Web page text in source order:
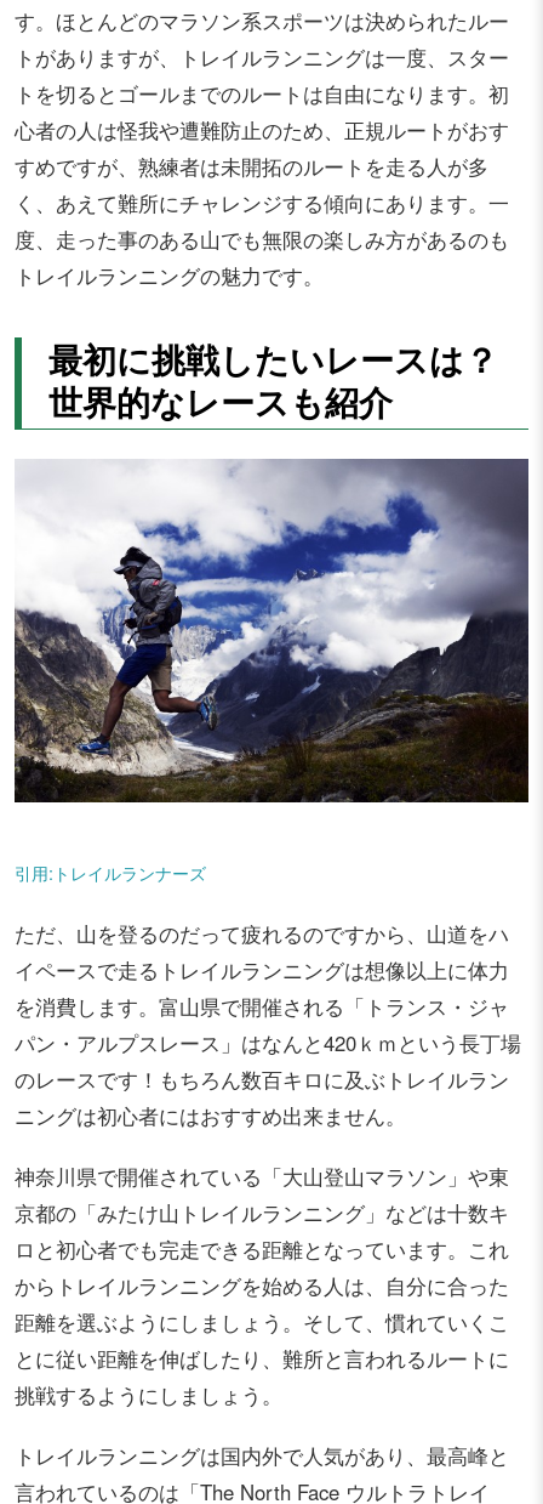
す。ほとんどのマラソン系スポーツは決められたルー
トがありますが、トレイルランニングは一度、スター
トを切るとゴールまでのルートは自由になります。初
心者の人は怪我や遭難防止のため、正規ルートがおす
すめですが、熟練者は未開拓のルートを走る人が多
く、あえて難所にチャレンジする傾向にあります。一
度、走った事のある山でも無限の楽しみ方があるのも
トレイルランニングの魅力です。
最初に挑戦したいレースは？
世界的なレースも紹介
引用:トレイルランナーズ
ただ、山を登るのだって疲れるのですから、山道をハ
イペースで走るトレイルランニングは想像以上に体力
を消費します。富山県で開催される「トランス・ジャ
パン・アルプスレース」はなんと420ｋｍという長丁場
のレースです！もちろん数百キロに及ぶトレイルラン
ニングは初心者にはおすすめ出来ません。
神奈川県で開催されている「大山登山マラソン」や東
京都の「みたけ山トレイルランニング」などは十数キ
ロと初心者でも完走できる距離となっています。これ
からトレイルランニングを始める人は、自分に合った
距離を選ぶようにしましょう。そして、慣れていくこ
とに従い距離を伸ばしたり、難所と言われるルートに
挑戦するようにしましょう。
トレイルランニングは国内外で人気があり、最高峰と
言われているのは「The North Face ウルトラトレイ